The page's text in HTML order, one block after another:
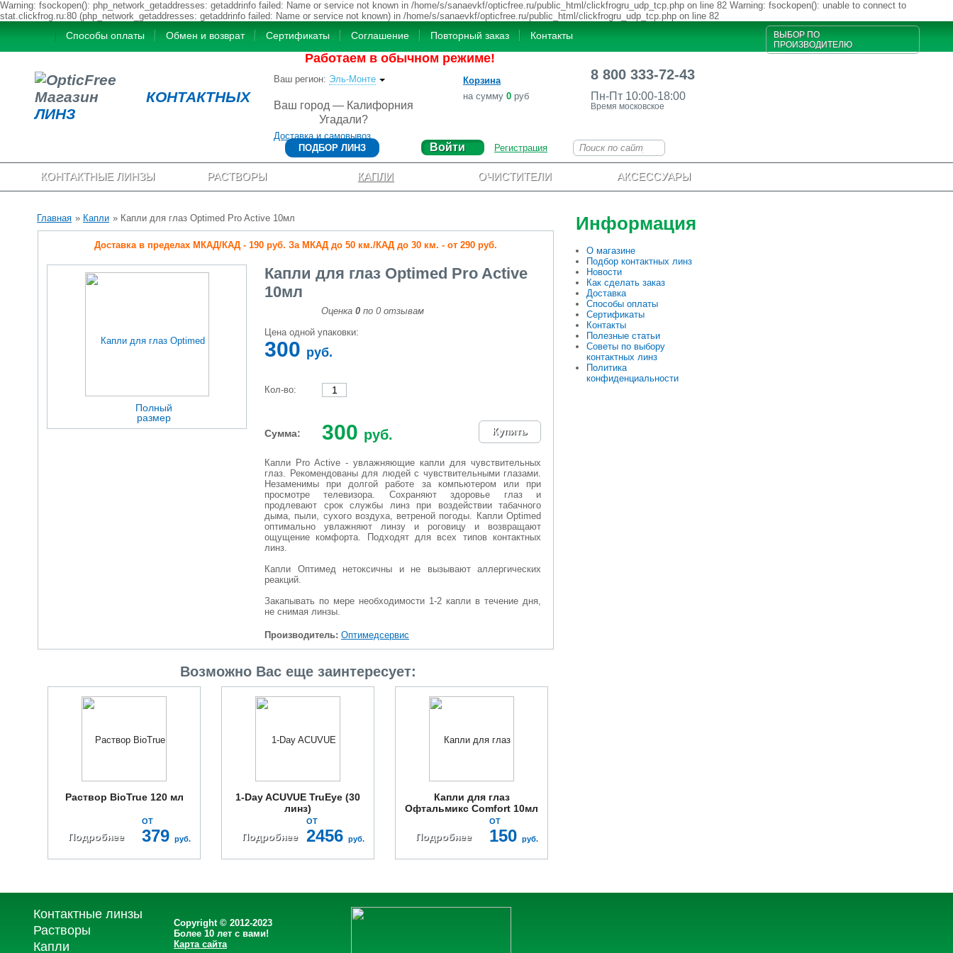
Warning: fsockopen(): php_network_getaddresses: getaddrinfo failed: Name or service not known in /home/s/sanaevkf/opticfree.ru/public_html/clickfrogru_udp_tcp.php on line 82 Warning: fsockopen(): unable to connect to
stat.clickfrog.ru:80 (php_network_getaddresses: getaddrinfo failed: Name or service not known) in /home/s/sanaevkf/opticfree.ru/public_html/clickfrogru_udp_tcp.php on line 82
Способы оплаты Обмен и возврат Сертификаты Соглашение Повторный заказ Контакты
ВЫБОР ПО
ПРОИЗВОДИТЕЛЮ
Работаем в обычном режиме!
Магазин КОНТАКТНЫХ
ЛИНЗ
Ваш регион: Эль-Монте
Ваш город — Калифорния
Угадали?
Доставка и самовывоз
Корзина
на сумму 0 руб
8 800 333-72-43
Пн-Пт 10:00-18:00
Время московское
ПОДБОР ЛИНЗ Войти Регистрация
КОНТАКТНЫЕ ЛИНЗЫ РАСТВОРЫ КАПЛИ ОЧИСТИТЕЛИ АКСЕССУАРЫ
Главная » Капли » Капли для глаз Optimed Pro Active 10мл
Доставка в пределах МКАД/КАД - 190 руб. За МКАД до 50 км./КАД до 30 км. - от 290 руб.
Полный
размер
Капли для глаз Optimed Pro Active
10мл
Оценка 0 по 0 отзывам
Цена одной упаковки:
300 руб.
Кол-во:
Сумма: 300 руб.
Капли Pro Active - увлажняющие капли для чувствительных
глаз. Рекомендованы для людей с чувствительными глазами.
Незаменимы при долгой работе за компьютером или при
просмотре телевизора. Сохраняют здоровье глаз и
продлевают срок службы линз при воздействии табачного
дыма, пыли, сухого воздуха, ветреной погоды. Капли Optimed
оптимально увлажняют линзу и роговицу и возвращают
ощущение комфорта. Подходят для всех типов контактных
линз.
Капли Оптимед нетоксичны и не вызывают аллергических
реакций.
Закапывать по мере необходимости 1-2 капли в течение дня,
не снимая линзы.
Производитель: Оптимедсервис
Возможно Вас еще заинтересует:
Раствор BioTrue 120 мл
Подробнее
ОТ
379 руб.
1-Day ACUVUE TruEye (30
линз)
Подробнее
ОТ
2456 руб.
Капли для глаз
Офтальмикс Comfort 10мл
Подробнее
ОТ
150 руб.
Информация
О магазине
Подбор контактных линз
Новости
Как сделать заказ
Доставка
Способы оплаты
Сертификаты
Контакты
Полезные статьи
Советы по выбору
контактных линз
Политика
конфиденциальности
Контактные линзы
Растворы
Капли
Copyright © 2012-2023
Более 10 лет с вами!
Карта сайта